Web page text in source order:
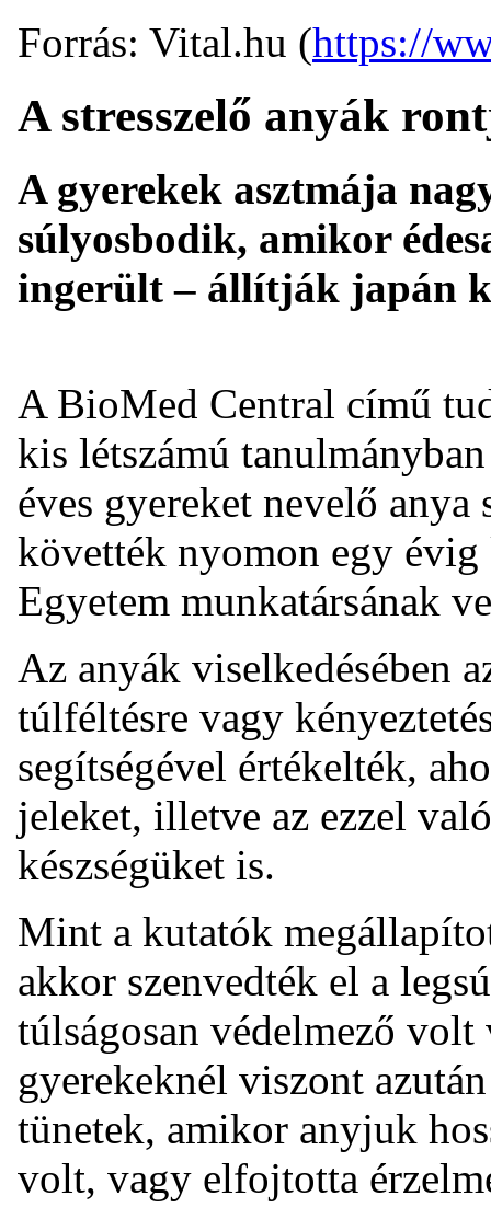
Forrás: Vital.hu (https://
A stresszelő anyák
A gyerekek asztmája
súlyosbodik, amikor
ingerült – állítják japán
A BioMed Central című
kis létszámú
éves gyereket nevelő anya
követték nyomon egy
Egyetem munkatársának
Az anyák viselkedésében
túlféltésre vagy
segítségével értékelték,
jeleket, illetve az ezzel
készségüket is.
Mint a kutatók
akkor szenvedték el a
túlságosan védelmező
gyerekeknél viszont
tünetek, amikor anyjuk
volt, vagy elfojtotta